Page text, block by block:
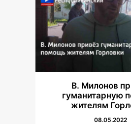
В. Милонов
гуманитарную
жителям
08.05.2022